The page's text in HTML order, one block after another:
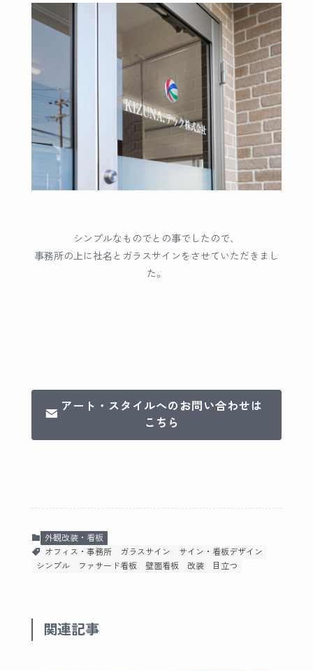
シンプルなものでとの事でしたので、
事務所の上に社名とガラスサインをさせていただきまし
た。
アート・スタイルへのお問い合わせは
こちら
外観改装・看板
オフィス・事務所
ガラスサイン
サイン・看板デザイン
シンプル
ファサード看板 壁面看板 改装 目立つ
関連記事